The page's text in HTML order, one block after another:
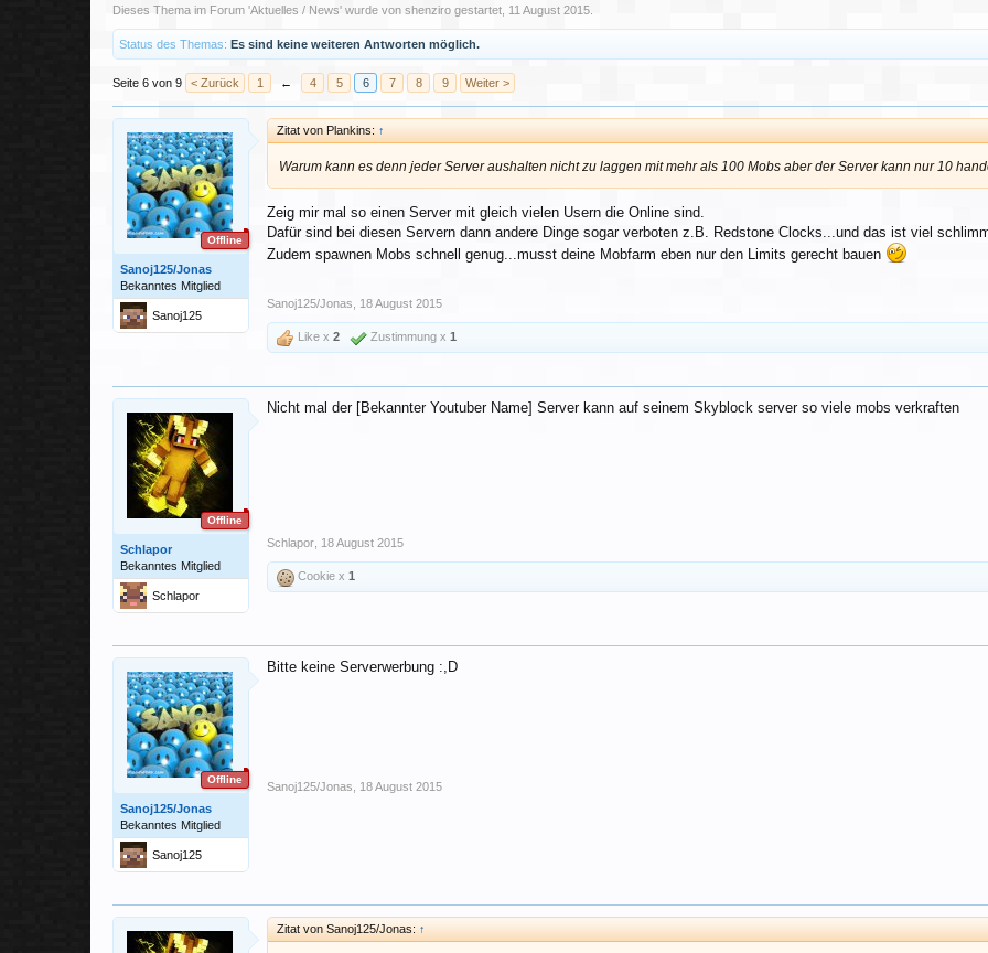
Dieses Thema im Forum 'Aktuelles / News' wurde von shenziro gestartet, 11 August 2015
Status des Themas: Es sind keine weiteren Antworten möglich.
Seite 6 von 9 < Zurück 1 ← 4 5 6 7 8 9 Weiter >
Offline
Sanoj125/Jonas
Bekanntes Mitglied
Sanoj125
Zitat von Plankins: ↑
Warum kann es denn jeder Server aushalten nicht zu laggen mit mehr als 100 Mobs aber der Server kann nur 10
Zeig mir mal so einen Server mit gleich vielen Usern die Online sind.
Dafür sind bei diesen Servern dann andere Dinge sogar verboten z.B. Redstone Clocks...und das ist viel
Zudem spawnen Mobs schnell genug...musst deine Mobfarm eben nur den Limits gerecht bauen
Sanoj125/Jonas 18 August 2015
Like x 2 Zustimmung x 1
Offline
Schlapor
Bekanntes Mitglied
Schlapor
Nicht mal der [Bekannter Youtuber Name] Server kann auf seinem Skyblock server so viele mobs verkraften
Schlapor 18 August 2015
Cookie x 1
Offline
Sanoj125/Jonas
Bekanntes Mitglied
Sanoj125
Bitte keine Serverwerbung :,D
Sanoj125/Jonas 18 August 2015
Zitat von Sanoj125/Jonas: ↑